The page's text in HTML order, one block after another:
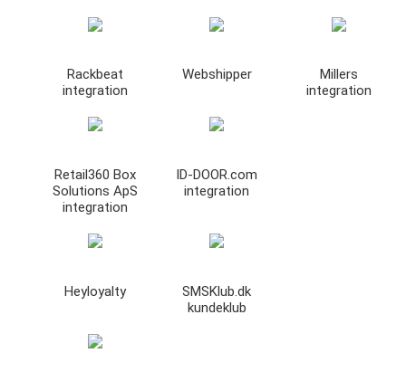
Rackbeat
integration
Webshipper
Millers
integration
Retail360 Box
Solutions ApS
integration
ID-DOOR.com
integration
Heyloyalty
SMSKlub.dk
kundeklub